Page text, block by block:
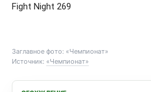
Fight Night 269
Заглавное фото: «Чемпионат»
Источник: «Чемпионат»